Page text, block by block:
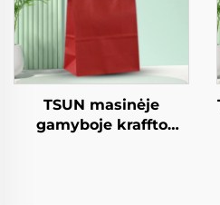
šokolado, kanabos ir
kt. patiekalams
TSUN masinėje
gamyboje kraffto